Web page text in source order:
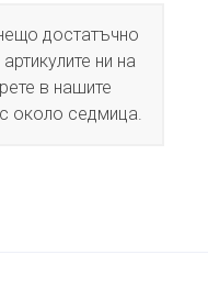
достатъчно
ни на
в нашите
около седмица.